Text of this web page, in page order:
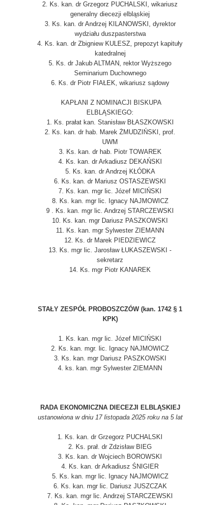
2. Ks. kan. dr Grzegorz PUCHALSKI, wikariusz
generalny diecezji elbląskiej
3. Ks. kan. dr Andrzej KILANOWSKI, dyrektor
wydziału duszpasterstwa
4. Ks. kan. dr Zbigniew KULESZ, prepozyt kapituły
katedralnej
5. Ks. dr Jakub ALTMAN, rektor Wyższego
Seminarium Duchownego
6. Ks. dr Piotr FIAŁEK, wikariusz sądowy
KAPŁANI Z NOMINACJI BISKUPA
ELBLĄSKIEGO:
1. Ks. prałat kan. Stanisław BŁASZKOWSKI
2. Ks. kan. dr hab. Marek ŻMUDZIŃSKI, prof.
UWM
3. Ks. kan. dr hab. Piotr TOWAREK
4. Ks. kan. dr Arkadiusz DEKAŃSKI
5. Ks. kan. dr Andrzej KŁÓDKA
6. Ks. kan. dr Mariusz OSTASZEWSKI
7. Ks. kan. mgr lic. Józef MICIŃSKI
8. Ks. kan. mgr lic. Ignacy NAJMOWICZ
9 . Ks. kan. mgr lic. Andrzej STARCZEWSKI
10. Ks. kan. mgr Dariusz PASZKOWSKI
11. Ks. kan. mgr Sylwester ZIEMANN
12. Ks. dr Marek PIEDZIEWICZ
13. Ks. mgr lic. Jarosław ŁUKASZEWSKI -
sekretarz
14. Ks. mgr Piotr KANAREK
STAŁY ZESPÓŁ PROBOSZCZÓW (kan. 1742 § 1
KPK)
1. Ks. kan. mgr lic. Józef MICIŃSKI
2. Ks. kan. mgr. lic. Ignacy NAJMOWICZ
3. Ks. kan. mgr Dariusz PASZKOWSKI
4. ks. kan. mgr Sylwester ZIEMANN
RADA EKONOMICZNA DIECEZJI ELBLĄSKIEJ
ustanowiona w dniu 17 listopada 2025 roku na 5 lat
1. Ks. kan. dr Grzegorz PUCHALSKI
2. Ks. prał. dr Zdzisław BIEG
3. Ks. kan. dr Wojciech BOROWSKI
4. Ks. kan. dr Arkadiusz ŚNIGIER
5. Ks. kan. mgr lic. Ignacy NAJMOWICZ
6. Ks. kan. mgr lic. Dariusz JUSZCZAK
7. Ks. kan. mgr lic. Andrzej STARCZEWSKI